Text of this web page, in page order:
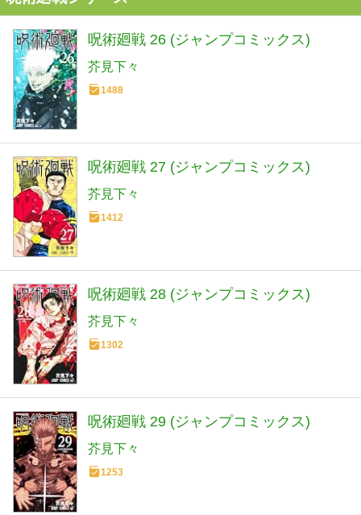
呪術廻戦 26 (ジャンプコミックス)
芥見下々
1488
呪術廻戦 27 (ジャンプコミックス)
芥見下々
1412
呪術廻戦 28 (ジャンプコミックス)
芥見下々
1302
呪術廻戦 29 (ジャンプコミックス)
芥見下々
1253